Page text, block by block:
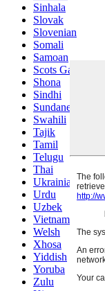
Sinhala
Slovak
Slovenian
Somali
Samoan
Scots Gaelic
Shona
Sindhi
Sundanese
Swahili
Tajik
Tamil
Telugu
Thai
Ukrainian
Urdu
Uzbek
Vietnamese
Welsh
Xhosa
Yiddish
Yoruba
Zulu